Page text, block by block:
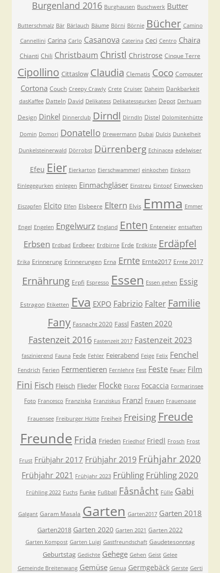
Burgenland 2016 Burghausen Buschwerk Butter
Butterschmalz Bär Bärlauch Bäume Börni Börnie Bücher Camino
Cannellini Carina Carlo Casanova Caterina Ceci Centro Chaira
Chianti Chili Christbaum Christl Christrose Cinque Terre
Cipollino Cittaslow Claudia Clematis Coco Computer
Cortona Couch Creepy Crawly Crete Cruiser Daheim Dankbarkeit
dasKaffee Datteln David Delikatess Delikatessgurken Depot Derhuam
Design Dinkel Dinnerclub Dirndl Dirndln Distel Dolomitenhütte
Domin Domori Donatello Drewermann Dubai Dulcis Dunkelheit
Dunkelsteinerwald Dörrobst Dürrenberg Echinacea edelwiser
Efeu Eier Eierkarton Eierschwammerl einkochen Einkorn
Einlegegurken einlegen Einmachgläser Einstreu Eintopf Einwecken
Eiszapfen Elcito Elfen Elsbeere Eltern Elvis Emma Emmer
Engel Engelen Engelwurz England Enten Enteneier entsaften
Erbsen Erdbad Erdbeer Erdbirne Erde Erdkiste Erdäpfel
Erika Erinnerung Erinnerungen Erna Ernte Ernte2017 Ernte 2017
Ernährung Erpfi Espresso Essen Essen gehen Essig
Estragon Etiketten Eva EXPO Fabrizio Falter Familie
Fany Fasnacht 2020 Fassl Fasten 2020
Fastenzeit 2016 Fastenzeit 2017 Fastenzeit 2023
faszinierend Fauna Fede Fehler Feierabend Feige Felix Fenchel
Fendrich Ferien Fermentieren Fernlehre Fest Feste Feuer Film
Fini Fisch Fleisch Flieder Flocke Florez Focaccia Formarinsee
Foto Francesco Franziska Franziskus Franzl Frauen Frauenoase
Frauensee Freiburger Hütte Freiheit Freising Freude
Freunde Frida Frieden Friedhof Friedl Frosch Frost
Frust Frühjahr 2017 Frühjahr 2019 Frühjahr 2020
Frühjahr 2021 Frühjahr 2023 Frühling Frühling 2020
Frühling 2022 Fuchs Funke Fußball Fåsnåcht Fülle Gabi
Galgant Garam Masala Garten Garten2017 Garten 2018
Garten2018 Garten 2020 Garten 2021 Garten 2022
Garten Kompost Garten Luigi Gastfreundschaft Gaudetesonntag
Geburtstag Gedichte Gehege Gehen Geist Gelee
Gemeinde Breitenwang Gemüse Genua Germgebäck Gerste Gerti